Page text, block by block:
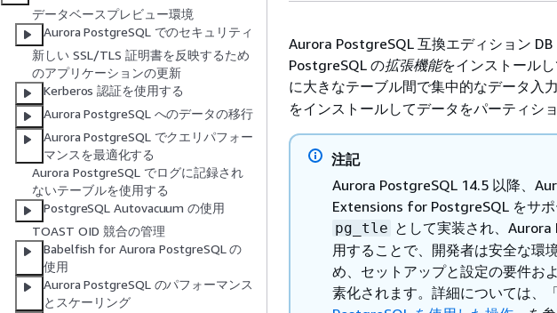
データベースプレビュー環境
Aurora PostgreSQL でのセキュリティ
新しい SSL/TLS 証明書を反映するため
のアプリケーションの更新
Kerberos 認証を使用する
Aurora PostgreSQL へのデータの移行
Aurora PostgreSQL でクエリパフォー
マンスを最適化する
Aurora PostgreSQL でログに記録され
ないテーブルを使用する
PostgreSQL Autovacuum の使用
TOAST OID 競合の管理
Babelfish for Aurora PostgreSQL の
使用
Aurora PostgreSQL のパフォーマンス
とスケーリング
Aurora PostgreSQL 互換エディション
PostgreSQL の拡張機能をインストール
に大きなテーブル間で集中的なデータ入
をインストールしてデータをパーティシ
注記
Aurora PostgreSQL 14.5 以降、
Extensions for PostgreSQL をサ
pg_tle として実装され、
用することで、開発者は安全な環
め、セットアップと設定の要件お
素化されます。詳細については、